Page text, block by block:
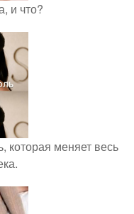
и что?
которая меняет весь